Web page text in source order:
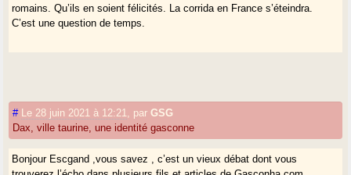
romains. Qu’ils en soient félicités. La corrida en France s’éteindra.
C’est une question de temps.
# Le 28 juin 2021 à 12:21 parGSG
Dax, ville taurine, une identité gasconne
Bonjour Escgand ,vous savez , c’est un vieux débat dont vous